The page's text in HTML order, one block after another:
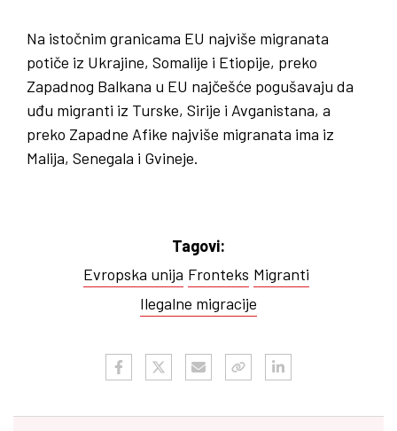
Na istočnim granicama EU najviše migranata
potiče iz Ukrajine, Somalije i Etiopije, preko
Zapadnog Balkana u EU najčešće pogušavaju da
uđu migranti iz Turske, Sirije i Avganistana, a
preko Zapadne Afike najviše migranata ima iz
Malija, Senegala i Gvineje.
Tagovi:
Evropska unija Fronteks Migranti
Ilegalne migracije